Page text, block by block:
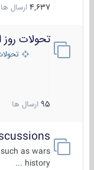
4,637 ارسال ها
تحولات روز
تحولات
95 ارسال ها
such as wars
history ...